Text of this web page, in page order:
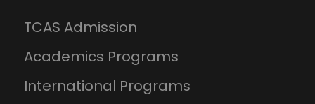
TCAS Admission
Academics Programs
International Programs